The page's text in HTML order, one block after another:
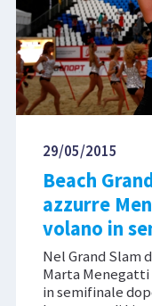
29/05/2015
Beach
azzurre
volano in
Nel Grand Slam
Marta
in semifinale